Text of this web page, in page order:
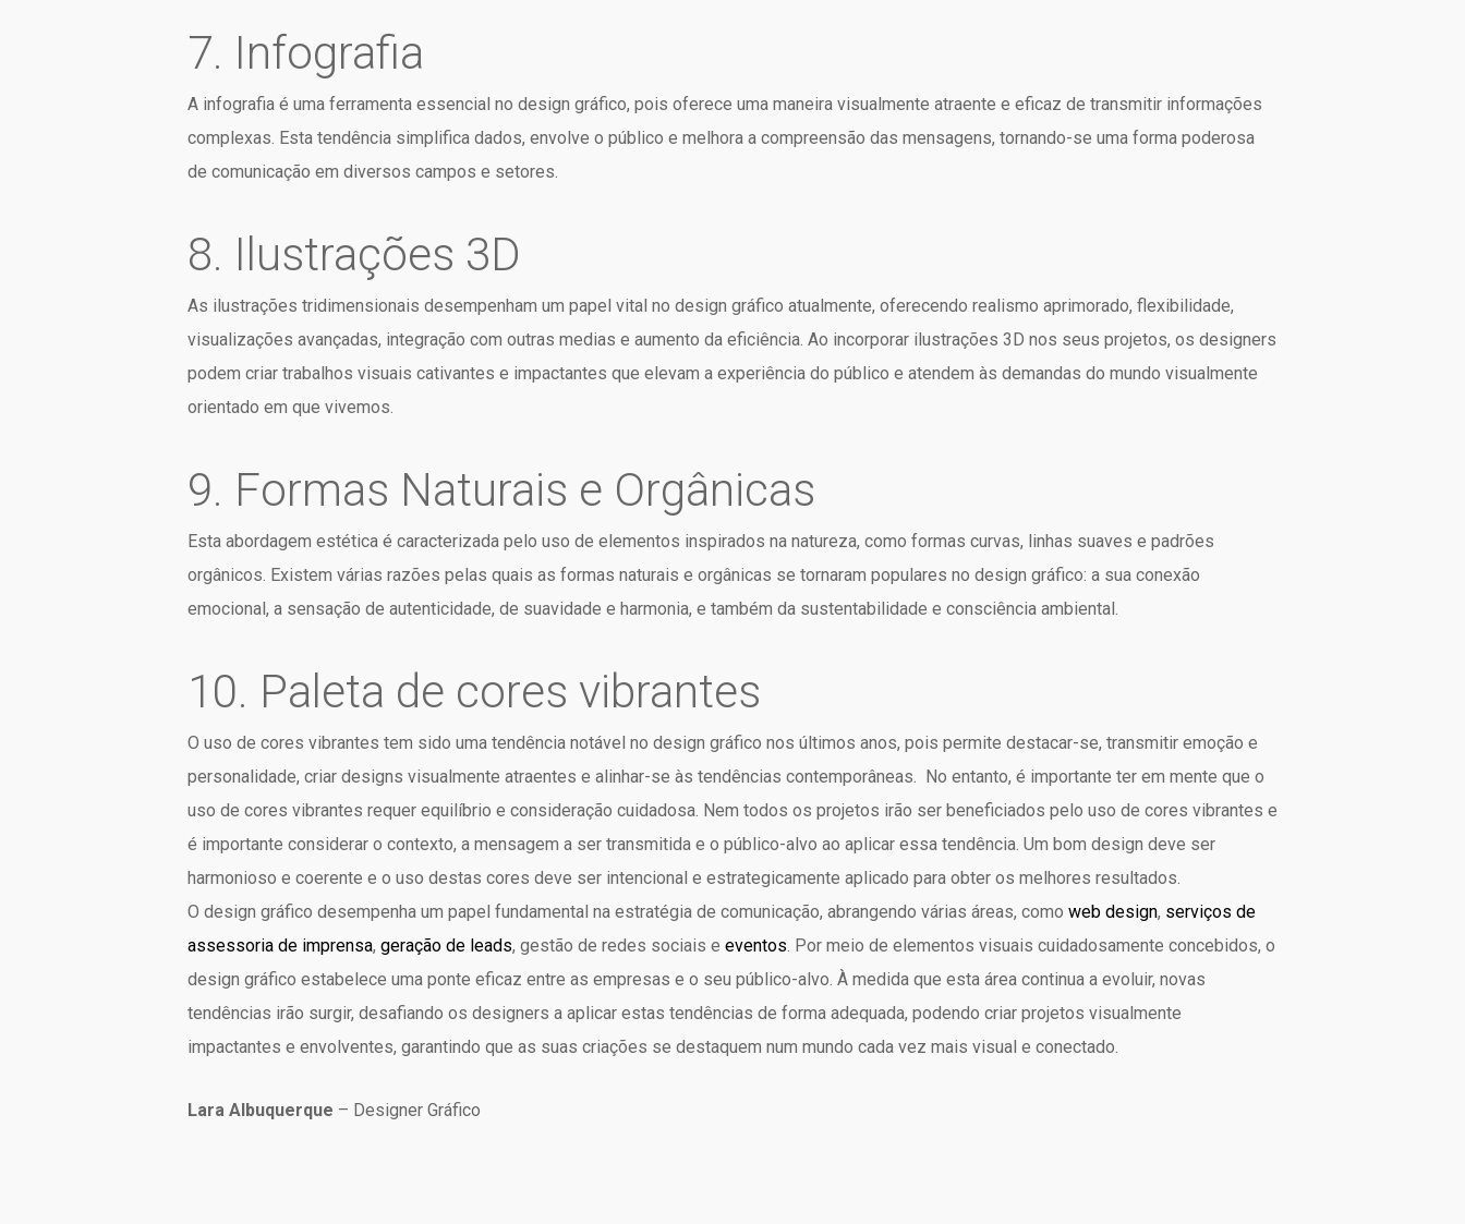
7. Infografia
A infografia é uma ferramenta essencial no design gráfico, pois oferece uma maneira visualmente atraente e eficaz de transmitir informações
complexas. Esta tendência simplifica dados, envolve o público e melhora a compreensão das mensagens, tornando-se uma forma poderosa
de comunicação em diversos campos e setores.
8. Ilustrações 3D
As ilustrações tridimensionais desempenham um papel vital no design gráfico atualmente, oferecendo realismo aprimorado, flexibilidade,
visualizações avançadas, integração com outras medias e aumento da eficiência. Ao incorporar ilustrações 3D nos seus projetos, os designers
podem criar trabalhos visuais cativantes e impactantes que elevam a experiência do público e atendem às demandas do mundo visualmente
orientado em que vivemos.
9. Formas Naturais e Orgânicas
Esta abordagem estética é caracterizada pelo uso de elementos inspirados na natureza, como formas curvas, linhas suaves e padrões
orgânicos. Existem várias razões pelas quais as formas naturais e orgânicas se tornaram populares no design gráfico: a sua conexão
emocional, a sensação de autenticidade, de suavidade e harmonia, e também da sustentabilidade e consciência ambiental.
10. Paleta de cores vibrantes
O uso de cores vibrantes tem sido uma tendência notável no design gráfico nos últimos anos, pois permite destacar-se, transmitir emoção e
personalidade, criar designs visualmente atraentes e alinhar-se às tendências contemporâneas. No entanto, é importante ter em mente que o
uso de cores vibrantes requer equilíbrio e consideração cuidadosa. Nem todos os projetos irão ser beneficiados pelo uso de cores vibrantes e
é importante considerar o contexto, a mensagem a ser transmitida e o público-alvo ao aplicar essa tendência. Um bom design deve ser
harmonioso e coerente e o uso destas cores deve ser intencional e estrategicamente aplicado para obter os melhores resultados.
O design gráfico desempenha um papel fundamental na estratégia de comunicação, abrangendo várias áreas, como web design, serviços de
assessoria de imprensa, geração de leads, gestão de redes sociais e eventos. Por meio de elementos visuais cuidadosamente concebidos, o
design gráfico estabelece uma ponte eficaz entre as empresas e o seu público-alvo. À medida que esta área continua a evoluir, novas
tendências irão surgir, desafiando os designers a aplicar estas tendências de forma adequada, podendo criar projetos visualmente
impactantes e envolventes, garantindo que as suas criações se destaquem num mundo cada vez mais visual e conectado.
Lara Albuquerque – Designer Gráfico